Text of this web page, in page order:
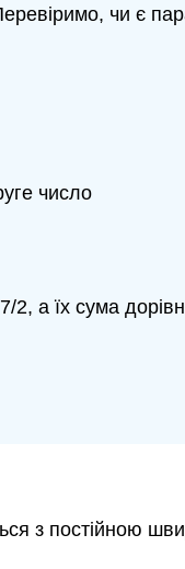
чи є
число
2, а їх сума
з постійною